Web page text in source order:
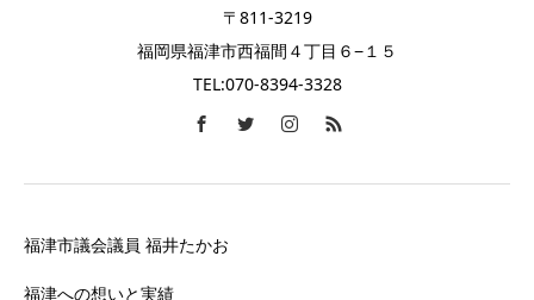
〒811-3219
福岡県福津市西福間４丁目６−１５
TEL:070-8394-3328
福津市議会議員 福井たかお
福津への想いと実績